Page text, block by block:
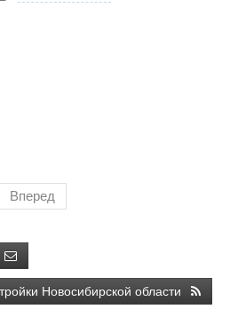
Вперед
Новосибирской области